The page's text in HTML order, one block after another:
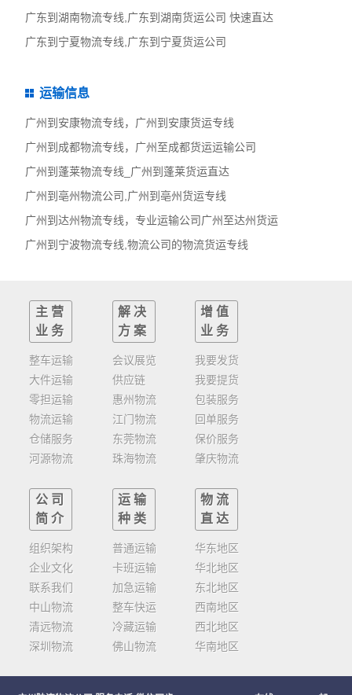
广东到湖南物流专线,广东到湖南货运公司 快速直达
广东到宁夏物流专线,广东到宁夏货运公司
运输信息
广州到安康物流专线，广州到安康货运专线
广州到成都物流专线，广州至成都货运运输公司
广州到蓬莱物流专线_广州到蓬莱货运直达
广州到亳州物流公司,广州到亳州货运专线
广州到达州物流专线，专业运输公司广州至达州货运
广州到宁波物流专线,物流公司的物流货运专线
主营
业务
整车运输
大件运输
零担运输
物流运输
仓储服务
河源物流
解决
方案
会议展览
供应链
惠州物流
江门物流
东莞物流
珠海物流
增值
业务
我要发货
我要提货
包装服务
回单服务
保价服务
肇庆物流
公司
简介
组织架构
企业文化
联系我们
中山物流
清远物流
深圳物流
运输
种类
普通运输
卡班运输
加急运输
整车快运
冷藏运输
佛山物流
物流
直达
华东地区
华北地区
东北地区
西南地区
西北地区
华南地区